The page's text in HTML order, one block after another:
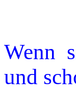
Wenn
und